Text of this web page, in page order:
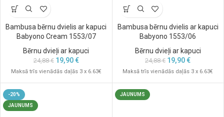
Bambusa bērnu dvielis ar kapuci
Babyono Cream 1553/07
Bērnu dvieļi ar kapuci
24,88€ 19,90€
Maksā trīs vienādās daļās 3 x 6.63€
Bambusa bērnu dvielis ar kapuci
Babyono 1553/06
Bērnu dvieļi ar kapuci
24,88€ 19,90€
Maksā trīs vienādās daļās 3 x 6.63€
-20%
JAUNUMS
JAUNUMS